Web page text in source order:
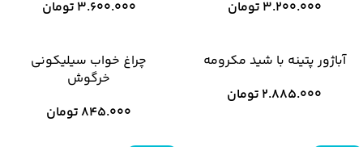
3.200.000 تومان
3.600.000 تومان
آباژور پتینه با شید مکرومه
2.885.000 تومان
چراغ خواب سیلیکونی
خرگوش
845.000 تومان